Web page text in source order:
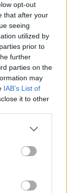
opt-out
that after your
seeing
utilized by
prior to
further
parties on the
may
IAB’s List of
it to other
more Google
may click to
tags to
Google
minden köve